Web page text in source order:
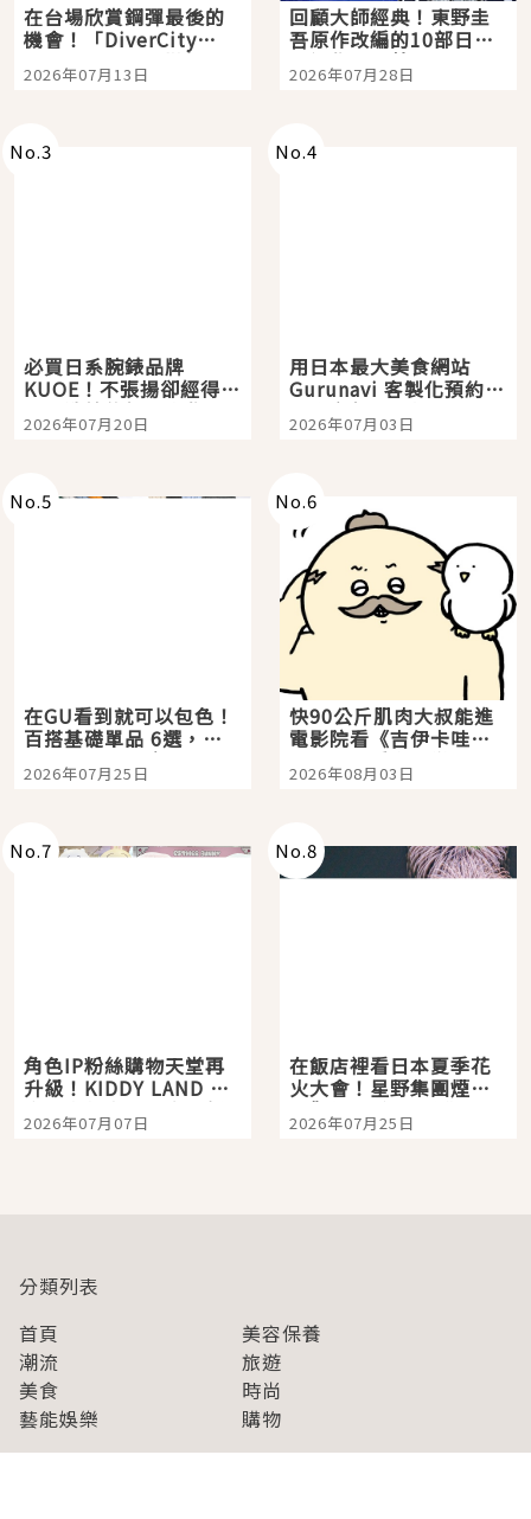
在台場欣賞鋼彈最後的
機會！「DiverCity
Tokyo Plaza」搭船、
購物、美食及夜景，一
2026年07月13日
回顧大師經典！東野圭
吾原作改編的10部日本
影視作品推薦
2026年07月28日
No.3
必買日系腕錶品牌
KUOE！不張揚卻經得起
時間洗鍊的經典之作五
選
2026年07月20日
No.4
用日本最大美食網站
Gurunavi 客製化預約九
大都市餐廳，打造專屬
美食體驗！
2026年07月03日
No.5
在GU看到就可以包色！
百搭基礎單品 6選，閉
眼全收也不心疼
2026年07月25日
No.6
快90公斤肌肉大叔能進
電影院看《吉伊卡哇》
嗎？日本重金屬樂團
「打首」會長與nagano
2026年08月03日
No.7
角色IP粉絲購物天堂再
升級！KIDDY LAND 原
宿店吉伊卡哇迎客，新
開幕 OMOKADO 店3分
2026年07月07日
No.8
在飯店裡看日本夏季花
火大會！星野集團煙火
景觀飯店6選，讓你不用
人擠人悠閒欣賞
2026年07月25日
分類列表
首頁
美容保養
潮流
旅遊
美食
時尚
藝能娛樂
購物